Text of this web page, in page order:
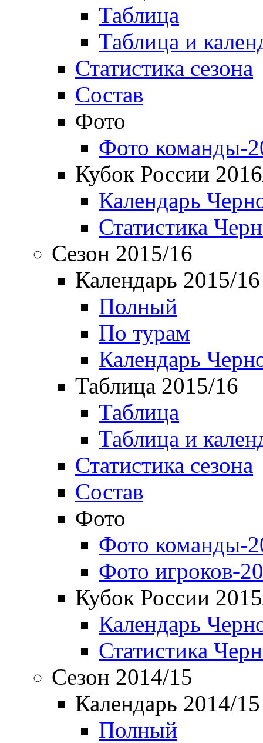
Таблица
Таблица и
Статистика сезона
Состав
Фото
Фото команды-
Кубок России
Календарь
Статистика
Сезон 2015/16
Календарь 2015/16
Полный
По турам
Календарь
Таблица 2015/16
Таблица
Таблица и
Статистика сезона
Состав
Фото
Фото команды-
Фото игроков-
Кубок России
Календарь
Статистика
Сезон 2014/15
Календарь 2014/15
Полный